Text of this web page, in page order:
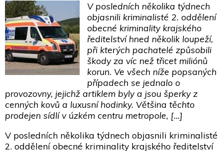
V posledních několika týdnech
objasnili kriminalisté 2. oddělení
obecné kriminality krajského
ředitelství hned několik loupeží,
při kterých pachatelé způsobili
škody za víc než třicet miliónů
korun. Ve všech níže popsaných
případech se jednalo o
provozovny, jejichž artiklem byly a jsou šperky z
cenných kovů a luxusní hodinky. Většina těchto
prodejen sídlí v úzkém centru metropole, […]
V posledních několika týdnech objasnili kriminalisté
2. oddělení obecné kriminality krajského ředitelství